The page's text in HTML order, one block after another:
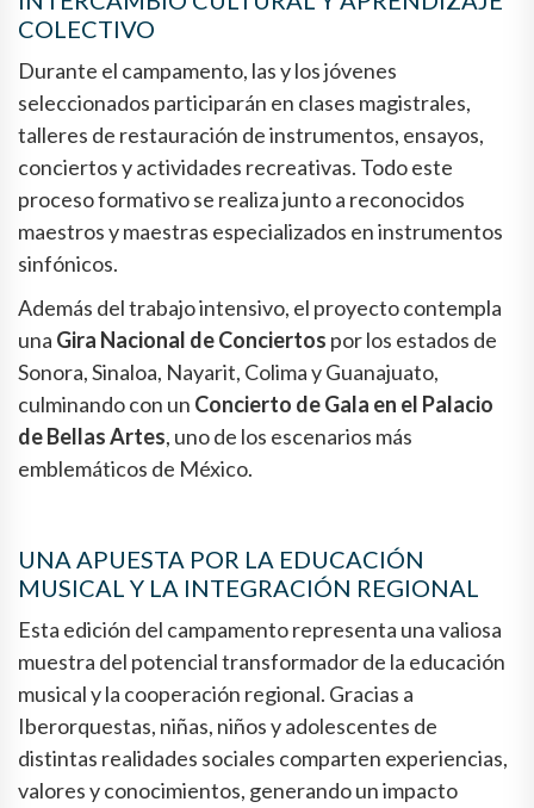
COLECTIVO
Durante el campamento, las y los jóvenes
seleccionados participarán en clases magistrales,
talleres de restauración de instrumentos, ensayos,
conciertos y actividades recreativas. Todo este
proceso formativo se realiza junto a reconocidos
maestros y maestras especializados en instrumentos
sinfónicos.
Además del trabajo intensivo, el proyecto contempla
una Gira Nacional de Conciertos por los estados de
Sonora, Sinaloa, Nayarit, Colima y Guanajuato,
culminando con un Concierto de Gala en el Palacio
de Bellas Artes, uno de los escenarios más
emblemáticos de México.
UNA APUESTA POR LA EDUCACIÓN
MUSICAL Y LA INTEGRACIÓN REGIONAL
Esta edición del campamento representa una valiosa
muestra del potencial transformador de la educación
musical y la cooperación regional. Gracias a
Iberorquestas, niñas, niños y adolescentes de
distintas realidades sociales comparten experiencias,
valores y conocimientos, generando un impacto